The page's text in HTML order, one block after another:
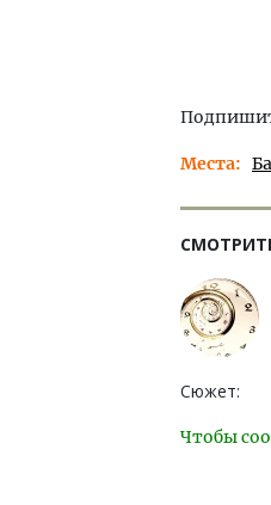
Места
Сюжет:
Чтобы